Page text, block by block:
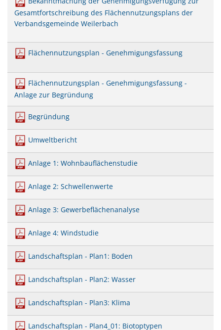
Kneippbecken
US-Hospital Weilerbach
Interessenbekundung
Mobilität
Klimaschutzlinks
Gesamtfortschreibung des Flächennutzungsplans der
Verbandsgemeinde Weilerbach
Flächennutzungsplan - Genehmigungsfassung
Flächennutzungsplan - Genehmigungsfassung -
Anlage zur Begründung
Begründung
Umweltbericht
Anlage 1: Wohnbauflächenstudie
Anlage 2: Schwellenwerte
Anlage 3: Gewerbeflächenanalyse
Anlage 4: Windstudie
Landschaftsplan - Plan1: Boden
Landschaftsplan - Plan2: Wasser
Landschaftsplan - Plan3: Klima
Landschaftsplan - Plan4_01: Biotoptypen